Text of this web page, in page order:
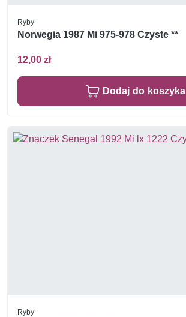
Ryby
Norwegia 1987 Mi 975-978 Czyste **
12,00 zł
Dodaj do koszyka
Ryby